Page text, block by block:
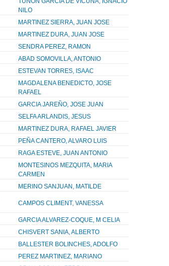
NILO
MARTINEZ SIERRA, JUAN JOSE
MARTINEZ DURA, JUAN JOSE
SENDRA PEREZ, RAMON
ABAD SOMOVILLA, ANTONIO
ESTEVAN TORRES, ISAAC
MAGDALENA BENEDICTO, JOSE
RAFAEL
GARCIA JAREÑO, JOSE JUAN
SELFA ARLANDIS, JESUS
MARTINEZ DURA, RAFAEL JAVIER
PEÑA CANTERO, ALVARO LUIS
RAGA ESTEVE, JUAN ANTONIO
MONTESINOS MEZQUITA, MARIA
CARMEN
MERINO SANJUAN, MATILDE
CAMPOS CLIMENT, VANESSA
GARCIA ALVAREZ-COQUE, M CELIA
CHISVERT SANIA, ALBERTO
BALLESTER BOLINCHES, ADOLFO
PEREZ MARTINEZ, MARIANO